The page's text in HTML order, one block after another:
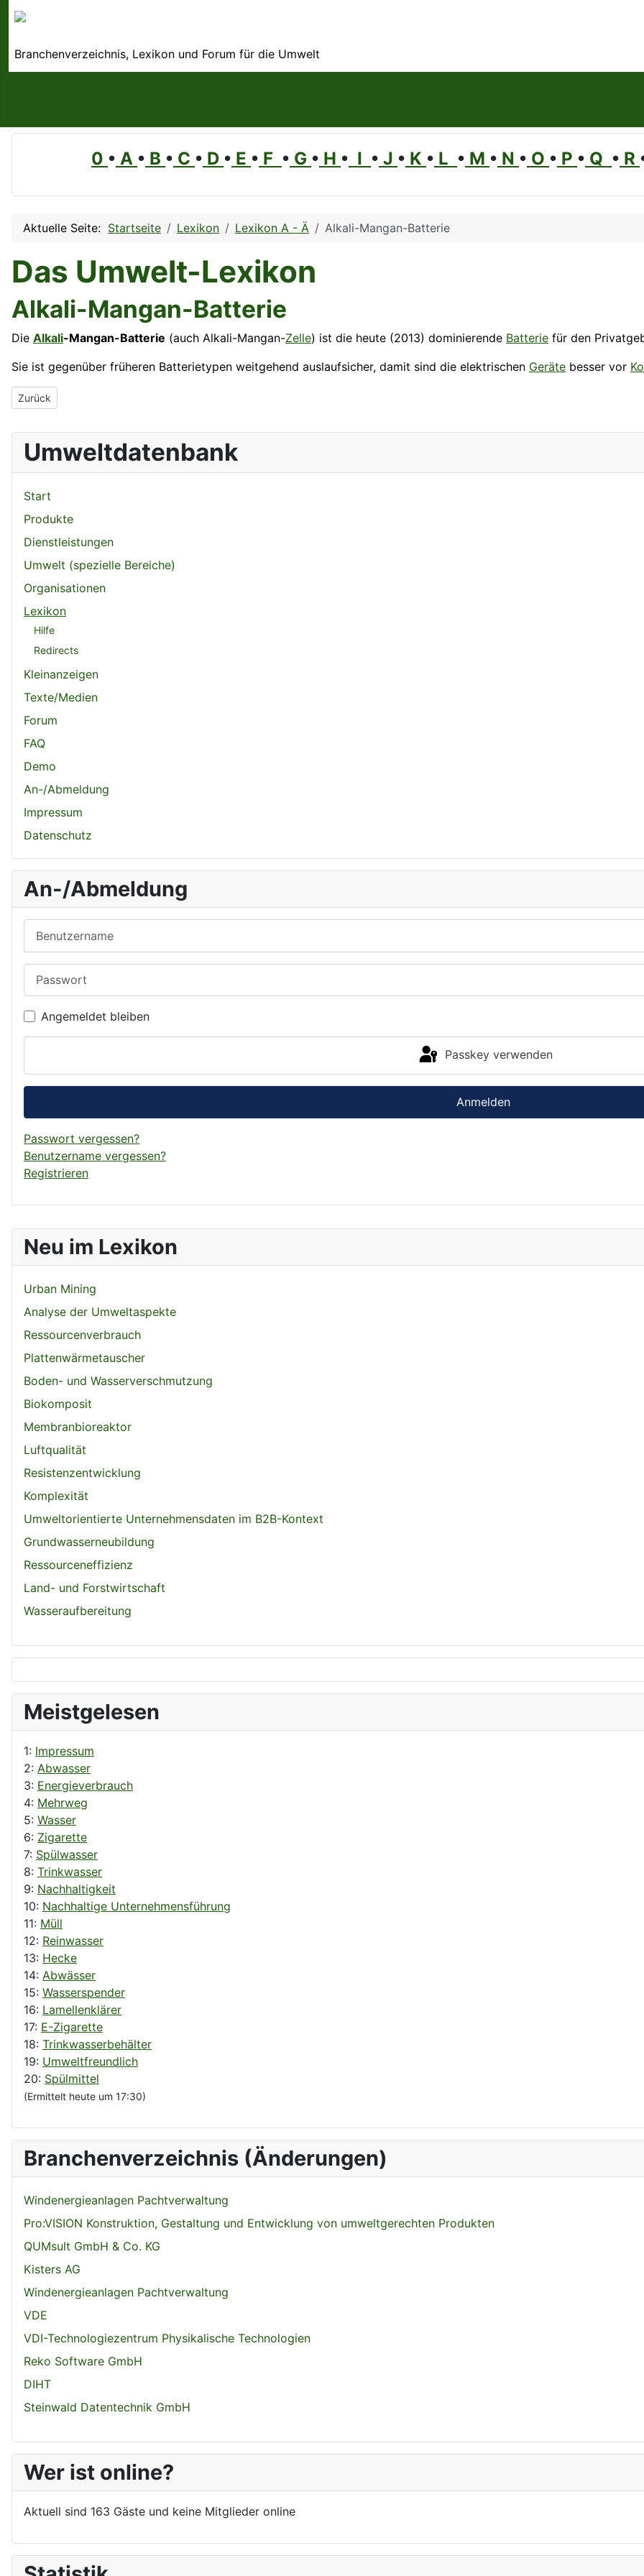
Branchenverzeichnis, Lexikon und Forum für die Umwelt
0 • A • B • C • D • E • F • G • H • I • J • K • L • M • N • O • P • Q • R
Neu im Lexikon
Urban Mining
Analyse der Umweltaspekte
Ressourcenverbrauch
Plattenwärmetauscher
Boden- und Wasserverschmutzung
Biokomposit
Membranbioreaktor
Luftqualität
Resistenzentwicklung
Komplexität
Umweltorientierte Unternehmensdaten im B2B-Kontext
Grundwasserneubildung
Ressourceneffizienz
Land- und Forstwirtschaft
Wasseraufbereitung
Meistgelesen
1: Impressum
2: Abwasser
3: Energieverbrauch
4: Mehrweg
5: Wasser
6: Zigarette
7: Spülwasser
8: Trinkwasser
9: Nachhaltigkeit
10: Nachhaltige Unternehmensführung
11: Müll
12: Reinwasser
13: Hecke
14: Abwässer
15: Wasserspender
16: Lamellenklärer
17: E-Zigarette
18: Trinkwasserbehälter
19: Umweltfreundlich
20: Spülmittel
(Ermittelt heute um 17:30)
Branchenverzeichnis (Änderungen)
Windenergieanlagen Pachtverwaltung
Pro:VISION Konstruktion, Gestaltung und Entwicklung von umweltgerechten Produkten
QUMsult GmbH & Co. KG
Kisters AG
Windenergieanlagen Pachtverwaltung
VDE
VDI-Technologiezentrum Physikalische Technologien
Reko Software GmbH
DIHT
Steinwald Datentechnik GmbH
Wer ist online?
Aktuell sind 163 Gäste und keine Mitglieder online
Aktuelle Seite: Startseite Lexikon Lexikon A - Ä Alkali-Mangan-Batterie
Das Umwelt-Lexikon
Alkali-Mangan-Batterie
Die Alkali-Mangan-Batterie (auch Alkali-Mangan-Zelle) ist die heute (2013) dominierende Batterie für den
Sie ist gegenüber früheren Batterietypen weitgehend auslaufsicher, damit sind die elektrischen Geräte besser vor
Vorheriger Beitrag: Alkali
Zurück
Umweltdatenbank
Start
Produkte
Dienstleistungen
Umwelt (spezielle Bereiche)
Organisationen
Lexikon
Hilfe
Redirects
Kleinanzeigen
Texte/Medien
Forum
FAQ
Demo
An-/Abmeldung
Impressum
Datenschutz
An-/Abmeldung
Angemeldet bleiben
Passkey verwenden
Anmelden
Passwort vergessen?
Benutzername vergessen?
Registrieren